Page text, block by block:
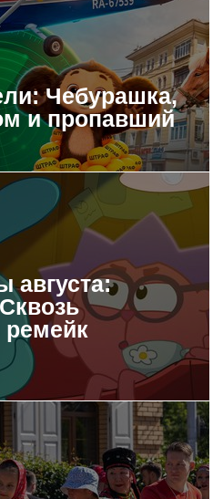
Чебурашка,
и пропавший
августа:
ремейк